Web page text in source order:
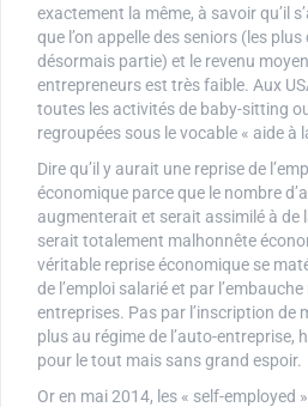
exactement la même, à savoir qu’il
que l’on appelle des seniors (les plus
désormais partie) et le revenu
entrepreneurs est très faible. Aux
toutes les activités de baby-sitting
regroupées sous le vocable « aide à
Dire qu’il y aurait une reprise de
économique parce que le nombre
augmenterait et serait assimilé à de
serait totalement malhonnête
véritable reprise économique se
de l’emploi salarié et par
entreprises. Pas par l’inscription de
plus au régime de l’auto-entreprise,
pour le tout mais sans grand espoir.
Or en mai 2014, les « self-employed